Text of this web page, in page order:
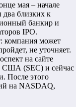
мая – начале
близких к
банкир и
IPO.
компания может
не уточняет.
на сайте
США (SEC) и сейчас
После этого
на NASDAQ,